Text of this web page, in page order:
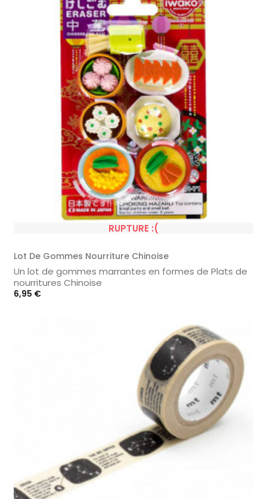
RUPTURE :(
Lot De Gommes Nourriture Chinoise
Un lot de gommes marrantes en formes de Plats de
nourritures Chinoise
Prix
6,95 €